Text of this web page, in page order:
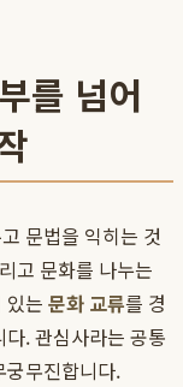
를 넘어
문법을 익히는 것
고 문화를 나누는
있는 문화 교류를 경
. 관심사라는 공통
궁무진합니다.